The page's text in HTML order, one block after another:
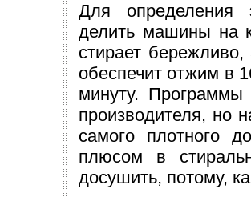
Для определения
делить машины на
стирает
обеспечит отжим в
минуту. Программы
производителя, но
самого плотного
плюсом в
досушить, потому,